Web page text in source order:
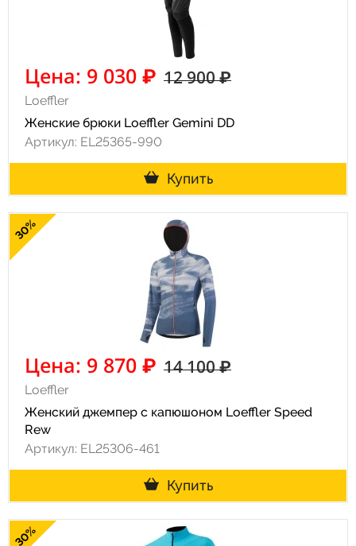
Цена: 9 030 ₽ 12 900 ₽
Loeffler
Женские брюки Loeffler Gemini DD
Артикул: EL25365-990
Купить
30%
Цена: 9 870 ₽ 14 100 ₽
Loeffler
Женский джемпер с капюшоном Loeffler Speed
Rew
Артикул: EL25306-461
Купить
30%